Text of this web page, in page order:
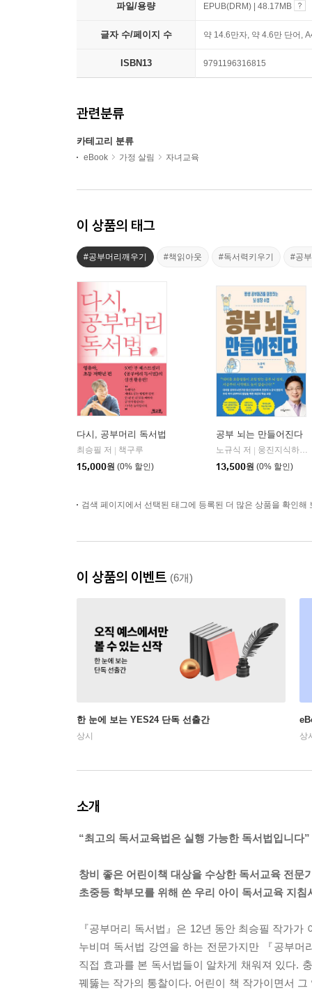
파일/용량 EPUB(DRM) | 48.17MB
글자 수/페이지 수 약 14.6만자, 약 4.6만 단어,
ISBN13 9791196316815
관련분류
카테고리 분류
eBook 가정 살림 자녀교육
이 상품의 태그
#공부머리깨우기 #책읽아웃 #독서력키우기 #공
다시, 공부머리 독서법
최승필 저
책구루
15,000원 (0% 할인)
공부 뇌는 만들어진다
노규식 저
웅진지식하우스
13,500원 (0% 할인)
검색 페이지에서 선택된 태그에 등록된 더 많은 상품을 확인해
이 상품의 이벤트 (6개)
한 눈에 보는 YES24 단독 선출간
상시 상
소개
“최고의 독서교육법은 실행 가능한 독서법입니다”
창비 좋은 어린이책 대상을 수상한 독서교육 전문
초중등 학부모를 위해 쓴 우리 아이 독서교육 지침
『공부머리 독서법』은 12년 동안 최승필 작가
누비며 독서법 강연을 하는 전문가지만 『공부
직접 효과를 본 독서법들이 알차게 채워져 있다.
꿰뚫는 작가의 통찰이다. 어린이 책 작가이면서